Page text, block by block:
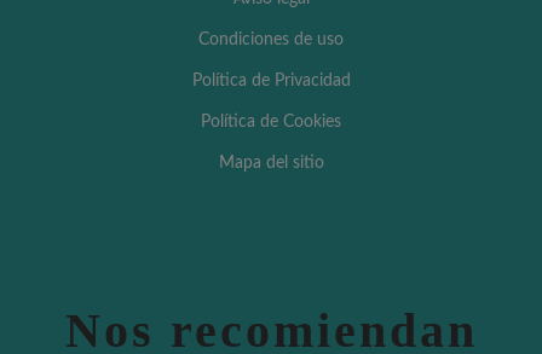
Condiciones de uso
Política de Privacidad
Política de Cookies
Mapa del sitio
Nos recomiendan